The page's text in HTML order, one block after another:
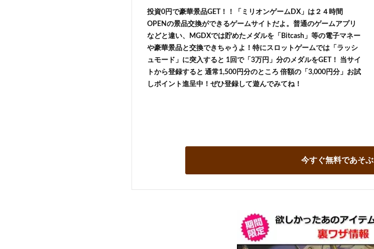
投資0円で豪華景品GET！！「ミリオンゲームDX」は２４時間
OPENの景品交換ができるゲームサイトだよ。普通のゲームアプリ
などと違い、MGDXでは貯めたメダルを「Bitcash」等の電子マネー
や豪華景品と交換できちゃうよ！特にスロットゲームでは「ラッシ
ュモード」に突入すると 1回で「3万円」分のメダルをGET！ 当サイ
トから登録すると 通常1,500円分のところ 倍額の「3,000円分」お試
しポイント進呈中！ぜひ登録して遊んでみてね！
今すぐ無料であそぶ